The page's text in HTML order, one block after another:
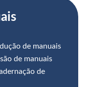
de manuais
de manuais
de